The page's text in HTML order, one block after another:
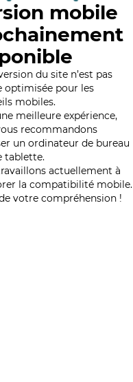
mobile
du site n’est pas
optimisée pour les
mobiles.
meilleure expérience,
recommandons
un ordinateur de bureau
tablette.
actuellement à
la compatibilité mobile.
votre compréhension !